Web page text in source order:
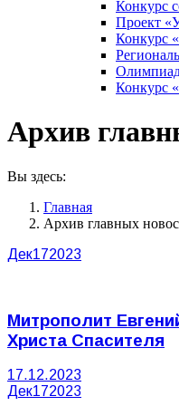
Конкурс
Проект
Конкурс
Конкурс
Архив
Вы здесь:
Главная
Архив главных
Дек172023
Митрополит
Христа Спасителя
17.12.2023
Дек172023